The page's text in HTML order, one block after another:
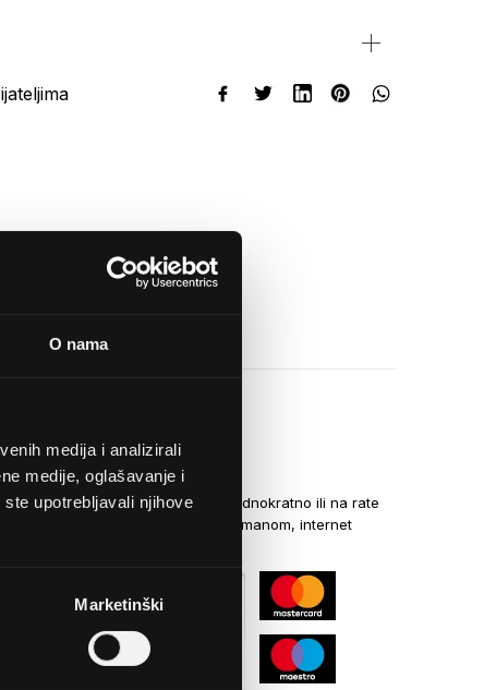
O nama
medija i analizirali
medije, oglašavanje i
upotrebljavali njihove
Marketinški
NAČINI PLAĆANJA
Kreditnim karticama jednokratno ili na rate
općom uplatnicom, virmanom, internet